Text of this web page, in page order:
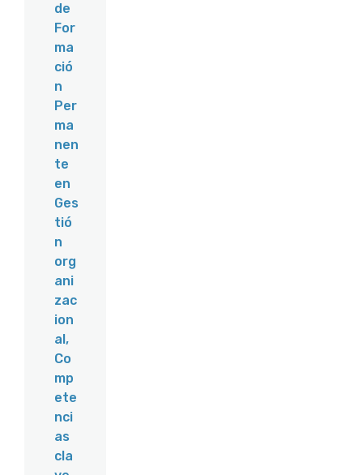
de
For
ma
ció
n
Per
ma
nen
te
en
Ges
tió
n
org
ani
zac
ion
al,
Co
mp
ete
nci
as
cla